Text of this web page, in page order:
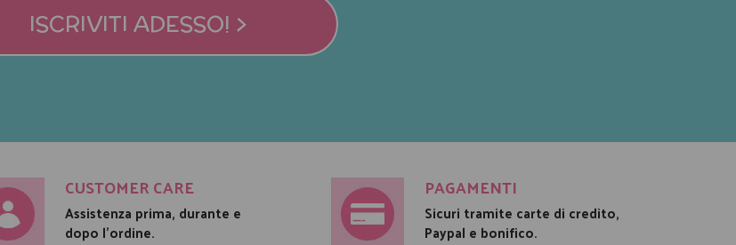
ISCRIVITI ADESSO! >
CUSTOMER CARE
Assistenza prima, durante e
dopo l'ordine.
PAGAMENTI
Sicuri tramite carte di credito,
Paypal e bonifico.